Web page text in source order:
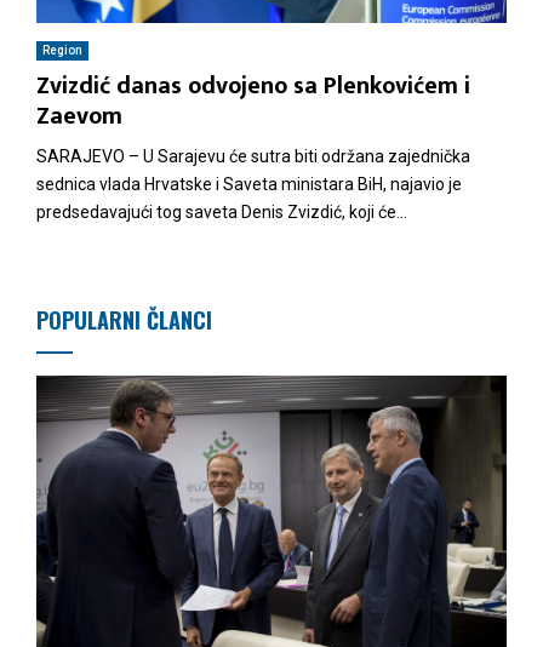
Region
Zvizdić danas odvojeno sa Plenkovićem i
Zaevom
SARAJEVO – U Sarajevu će sutra biti održana zajednička
sednica vlada Hrvatske i Saveta ministara BiH, najavio je
predsedavajući tog saveta Denis Zvizdić, koji će...
POPULARNI ČLANCI